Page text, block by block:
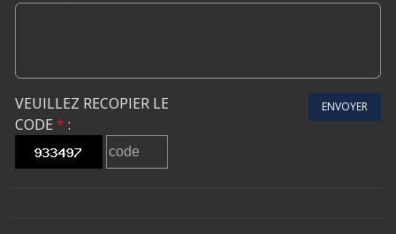
VEUILLEZ RECOPIER LE
CODE * :
ENVOYER